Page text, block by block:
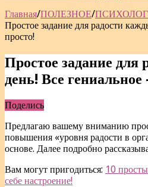
Главная/ПОЛЕЗНОЕ/
Простое задание для радости
просто!
Простое задание для
день! Все
Поделись
Предлагаю вашему вниманию
повышения «уровня радости в
основе. Далее подробно
Вам могут пригодиться: 10
себе настроение!